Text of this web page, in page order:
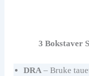
3 Bokstaver
DRA– Bruke